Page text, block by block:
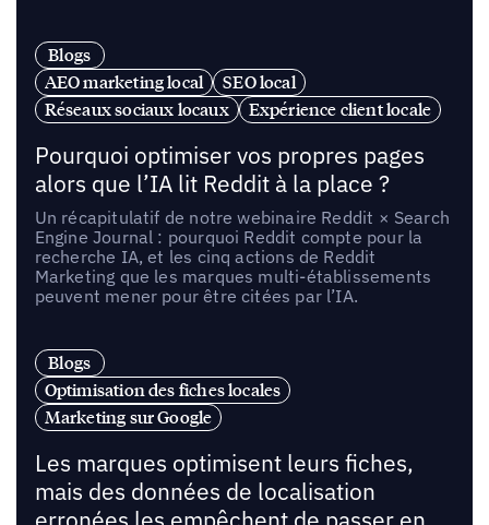
Blogs
AEO marketing local
SEO local
Réseaux sociaux locaux
Expérience client locale
Pourquoi optimiser vos propres pages
alors que l’IA lit Reddit à la place ?
Un récapitulatif de notre webinaire Reddit × Search
Engine Journal : pourquoi Reddit compte pour la
recherche IA, et les cinq actions de Reddit
Marketing que les marques multi-établissements
peuvent mener pour être citées par l’IA.
Blogs
Optimisation des fiches locales
Marketing sur Google
Les marques optimisent leurs fiches,
mais des données de localisation